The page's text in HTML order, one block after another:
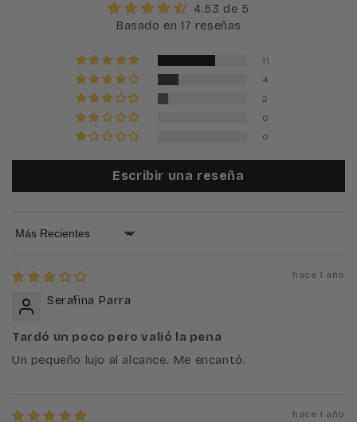
4.53 de 5
Basado en 17 reseñas
11
4
2
0
0
Escribir una reseña
Sort by
hace 1 año
Serafina Parra
Tardó un poco pero valió la pena
Un pequeño lujo al alcance. Me encantó.
hace 1 año